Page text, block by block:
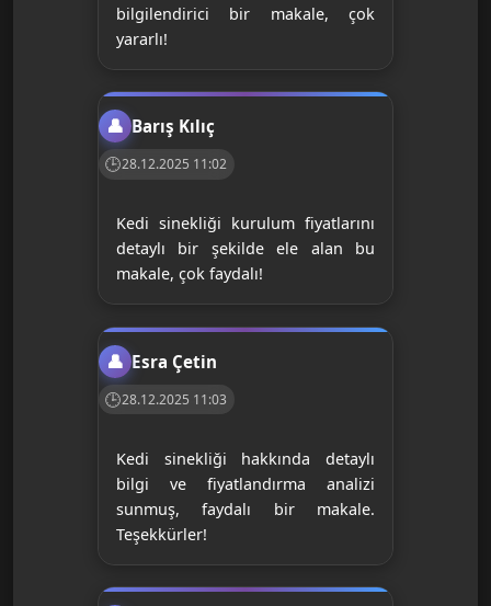
bilgilendirici bir makale, çok
yararlı!
Barış Kılıç
28.12.2025 11:02
Kedi sinekliği kurulum fiyatlarını
detaylı bir şekilde ele alan bu
makale, çok faydalı!
Esra Çetin
28.12.2025 11:03
Kedi sinekliği hakkında detaylı
bilgi ve fiyatlandırma analizi
sunmuş, faydalı bir makale.
Teşekkürler!